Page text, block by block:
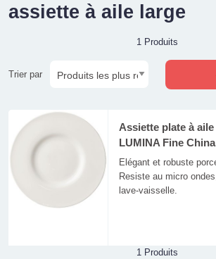
assiette à aile large
1 Produits
Trier par
Assiette plate à
LUMINA Fine China
Elégant et robuste
Resiste au micro
lave-vaisselle.
1 Produits